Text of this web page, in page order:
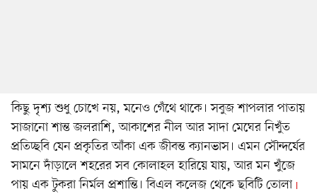
কিছু দৃশ্য শুধু চোখে নয়, মনেও গেঁথে থাকে। সবুজ শাপলার পাতায়
সাজানো শান্ত জলরাশি, আকাশের নীল আর সাদা মেঘের নিখুঁত
প্রতিচ্ছবি যেন প্রকৃতির আঁকা এক জীবন্ত ক্যানভাস। এমন সৌন্দর্যের
সামনে দাঁড়ালে শহরের সব কোলাহল হারিয়ে যায়, আর মন খুঁজে
পায় এক টুকরা নির্মল প্রশান্তি। বিএল কলেজ থেকে ছবিটি তোলা